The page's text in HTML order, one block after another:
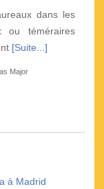
dans les
ou téméraires
[Suite...]
Major